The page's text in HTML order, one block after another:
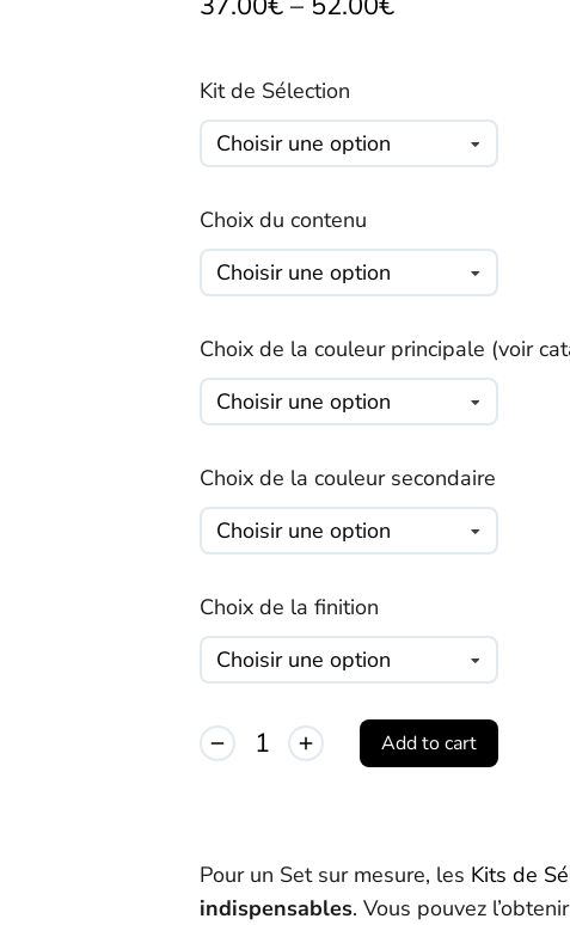
Kit de Sélection
Choix du contenu
Choix de la couleur principale (voir
Choix de la couleur secondaire
Choix de la finition
Add to cart
Pour un Set sur mesure, les Kits de
indispensables. Vous pouvez